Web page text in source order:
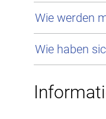
Wie werden
Wie haben